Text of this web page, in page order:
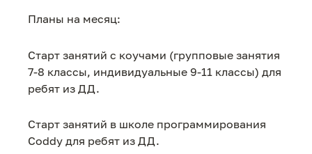
Планы на месяц:
Старт занятий с коучами (групповые занятия
7-8 классы, индивидуальные 9-11 классы) для
ребят из ДД.
Старт занятий в школе программирования
Coddy для ребят из ДД.